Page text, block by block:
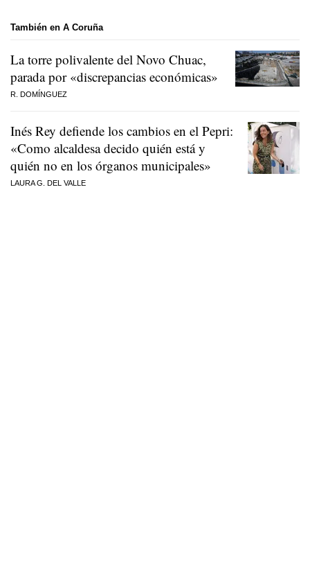
También en A Coruña
La torre polivalente del Novo Chuac,
parada por «discrepancias económicas»
R. DOMÍNGUEZ
Inés Rey defiende los cambios en el Pepri:
«Como alcaldesa decido quién está y
quién no en los órganos municipales»
LAURA G. DEL VALLE